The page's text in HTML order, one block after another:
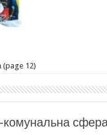
(page 12)